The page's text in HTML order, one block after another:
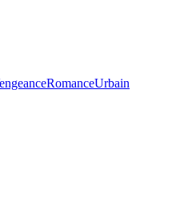
RomanceUrbain